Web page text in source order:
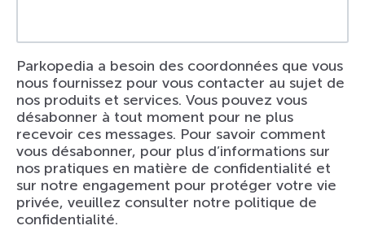
Parkopedia a besoin des coordonnées que vous
nous fournissez pour vous contacter au sujet de
nos produits et services. Vous pouvez vous
désabonner à tout moment pour ne plus
recevoir ces messages. Pour savoir comment
vous désabonner, pour plus d’informations sur
nos pratiques en matière de confidentialité et
sur notre engagement pour protéger votre vie
privée, veuillez consulter notre politique de
confidentialité.